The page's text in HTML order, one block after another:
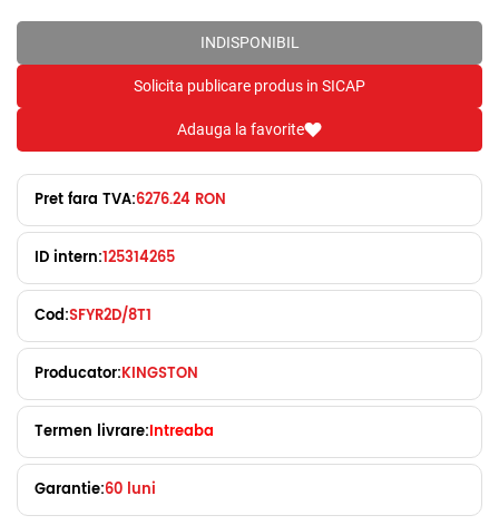
INDISPONIBIL
Solicita publicare produs in SICAP
Adauga la favorite
Pret fara TVA:6276.24 RON
ID intern:125314265
Cod:SFYR2D/8T1
Producator:KINGSTON
Termen livrare:Intreaba
Garantie:60 luni